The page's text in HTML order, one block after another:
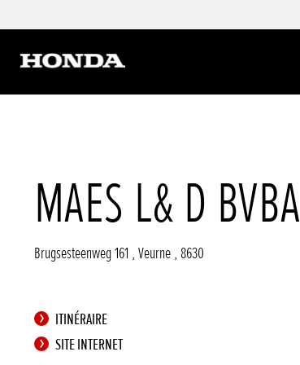
MAES L& D BVBA
Brugsesteenweg 161 , Veurne , 8630
ITINÉRAIRE
SITE INTERNET